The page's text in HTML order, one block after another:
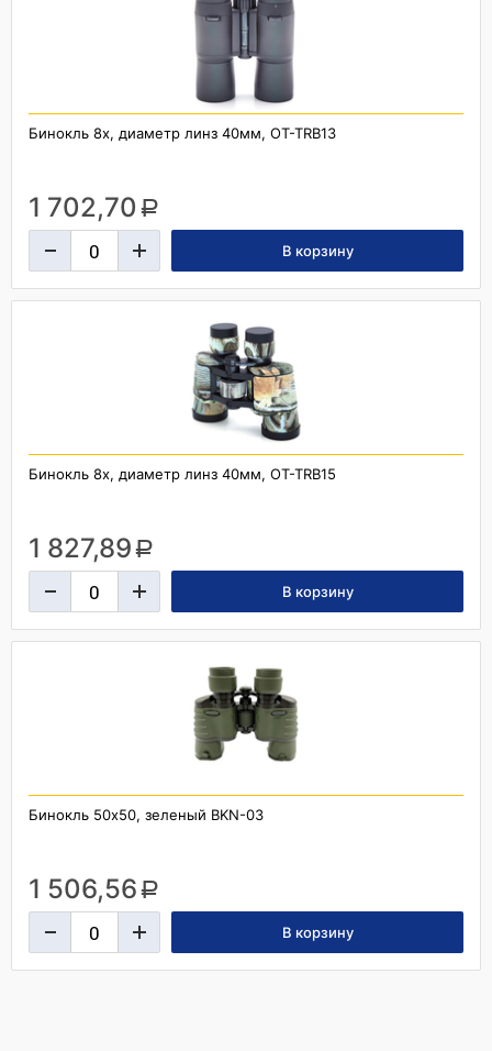
Бинокль 8x, диаметр линз 40мм, OT-TRB13
1 702,70 a
Бинокль 8x, диаметр линз 40мм, OT-TRB15
1 827,89 a
Бинокль 50x50, зеленый BKN-03
1 506,56 a